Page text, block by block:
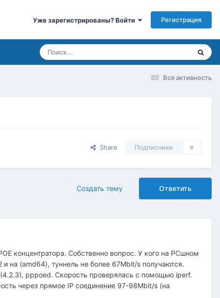
Уже зарегистрированы? Войти Регистрация
Вся активность
Share Подписчики 0
Ответить
Создать тему
концентратора. Собственно вопрос. У кого на PCшном
на (amd64), туннель не более 67Mbit/s получаются.
pppoed. Скорость проверялась с помощью iperf.
через прямое IP соединение 97-98Mbit/s (на